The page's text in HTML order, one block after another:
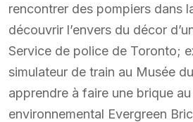
rencontrer des pompiers dans
découvrir l’envers du décor
Service de police de Toronto;
simulateur de train au Musée
apprendre à faire une brique
environnemental Evergreen